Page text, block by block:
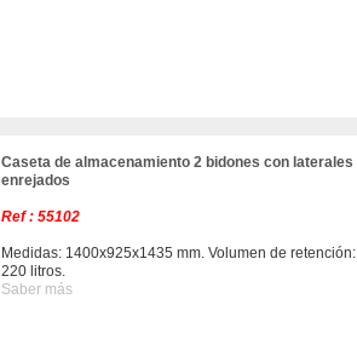
Caseta de almacenamiento 2 bidones con laterales
enrejados
Ref : 55102
Medidas: 1400x925x1435 mm. Volumen de retención:
220 litros.
Saber más